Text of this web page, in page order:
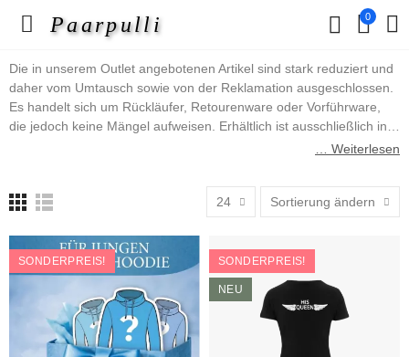
Paarpulli 0
Die in unserem Outlet angebotenen Artikel sind stark reduziert und
daher vom Umtausch sowie von der Reklamation ausgeschlossen.
Es handelt sich um Rückläufer, Retourenware oder Vorführware,
die jedoch keine Mängel aufweisen. Erhältlich ist ausschließlich in
… Weiterlesen
24 Sortierung ändern
SONDERPREIS! SONDERPREIS!
NEU